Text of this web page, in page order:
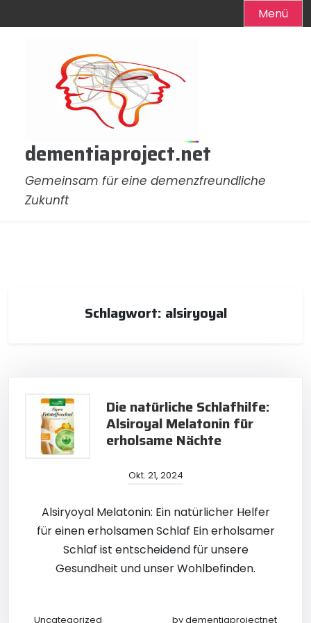
Menü
dementiaproject.net
Gemeinsam für eine demenzfreundliche
Zukunft
Schlagwort: alsiryoyal
Die natürliche Schlafhilfe:
Alsiroyal Melatonin für
erholsame Nächte
Okt. 21, 2024
Alsiryoyal Melatonin: Ein natürlicher Helfer
für einen erholsamen Schlaf Ein erholsamer
Schlaf ist entscheidend für unsere
Gesundheit und unser Wohlbefinden.
Uncategorized bydementiaprojectnet